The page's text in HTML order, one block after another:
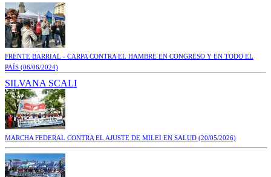
FRENTE BARRIAL - CARPA CONTRA EL HAMBRE EN CONGRESO Y EN TODO EL
PAÍS (06/06/2024)
SILVANA SCALI
MARCHA FEDERAL CONTRA EL AJUSTE DE MILEI EN SALUD (20/05/2026)